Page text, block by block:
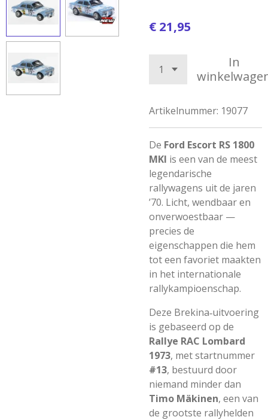
€ 21,95
In
Artikelnummer: 19077
De Ford Escort RS 1800
MKI is een van de meest
legendarische
rallywagens uit de jaren
’70. Licht, wendbaar en
onverwoestbaar —
precies de
eigenschappen die hem
tot een favoriet maakten
in het internationale
rallykampioenschap.
Deze Brekina‑uitvoering
is gebaseerd op de
Rallye RAC Lombard
1973, met startnummer
#13, bestuurd door
niemand minder dan
Timo Mäkinen, een van
de grootste rallyhelden